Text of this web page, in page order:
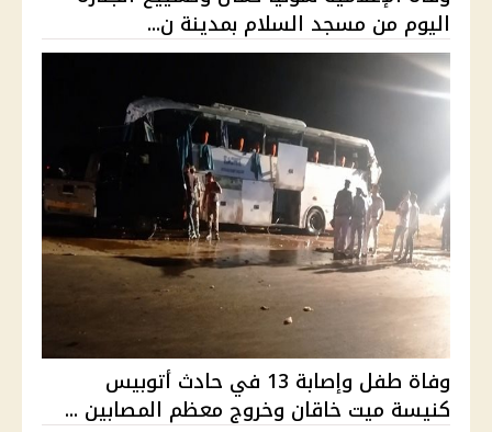
اليوم من مسجد السلام بمدينة ن...
وفاة طفل وإصابة 13 في حادث أتوبيس
كنيسة ميت خاقان وخروج معظم المصابين ...